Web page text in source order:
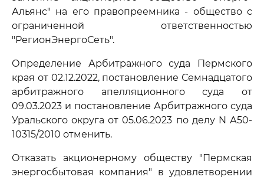
Альянс" на его правопреемника - общество с
ограниченной ответственностью
"РегионЭнергоСеть".
Определение Арбитражного суда Пермского
края от 02.12.2022, постановление Семнадцатого
арбитражного апелляционного суда от
09.03.2023 и постановление Арбитражного суда
Уральского округа от 05.06.2023 по делу N А50-
10315/2010 отменить.
Отказать акционерному обществу "Пермская
энергосбытовая компания" в удовлетворении